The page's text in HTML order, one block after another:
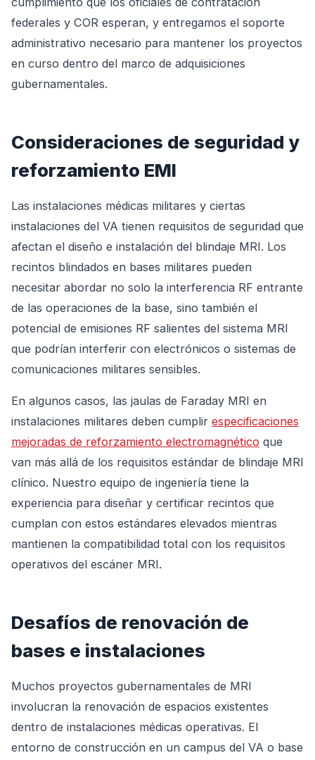
federales y COR esperan, y entregamos el soporte
administrativo necesario para mantener los proyectos
en curso dentro del marco de adquisiciones
gubernamentales.
Consideraciones de seguridad y
reforzamiento EMI
Las instalaciones médicas militares y ciertas
instalaciones del VA tienen requisitos de seguridad que
afectan el diseño e instalación del blindaje MRI. Los
recintos blindados en bases militares pueden
necesitar abordar no solo la interferencia RF entrante
de las operaciones de la base, sino también el
potencial de emisiones RF salientes del sistema MRI
que podrían interferir con electrónicos o sistemas de
comunicaciones militares sensibles.
En algunos casos, las jaulas de Faraday MRI en
instalaciones militares deben cumplir especificaciones
mejoradas de reforzamiento electromagnético que
van más allá de los requisitos estándar de blindaje MRI
clínico. Nuestro equipo de ingeniería tiene la
experiencia para diseñar y certificar recintos que
cumplan con estos estándares elevados mientras
mantienen la compatibilidad total con los requisitos
operativos del escáner MRI.
Desafíos de renovación de
bases e instalaciones
Muchos proyectos gubernamentales de MRI
involucran la renovación de espacios existentes
dentro de instalaciones médicas operativas. El
entorno de construcción en un campus del VA o base